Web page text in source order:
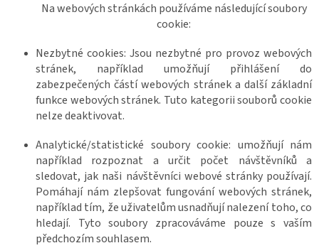
Na webových stránkách používáme následující soubory
cookie:
Nezbytné cookies: Jsou nezbytné pro provoz webových
stránek, například umožňují přihlášení do
zabezpečených částí webových stránek a další základní
funkce webových stránek. Tuto kategorii souborů cookie
nelze deaktivovat.
Analytické/statistické soubory cookie: umožňují nám
například rozpoznat a určit počet návštěvníků a
sledovat, jak naši návštěvníci webové stránky používají.
Pomáhají nám zlepšovat fungování webových stránek,
například tím, že uživatelům usnadňují nalezení toho, co
hledají. Tyto soubory zpracováváme pouze s vaším
předchozím souhlasem.